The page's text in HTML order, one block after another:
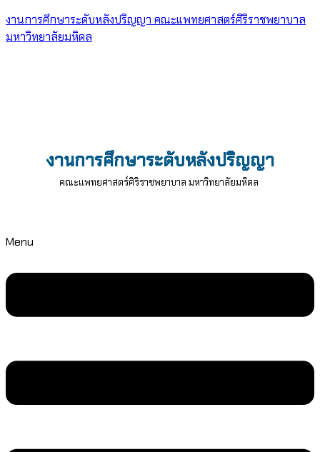
งานการศึกษาระดับหลังปริญญา คณะแพทยศาสตร์ศิริราชพยาบาล
มหาวิทยาลัยมหิดล
งานการศึกษาระดับหลังปริญญา
คณะแพทยศาสตร์ศิริราชพยาบาล มหาวิทยาลัยมหิดล
Menu